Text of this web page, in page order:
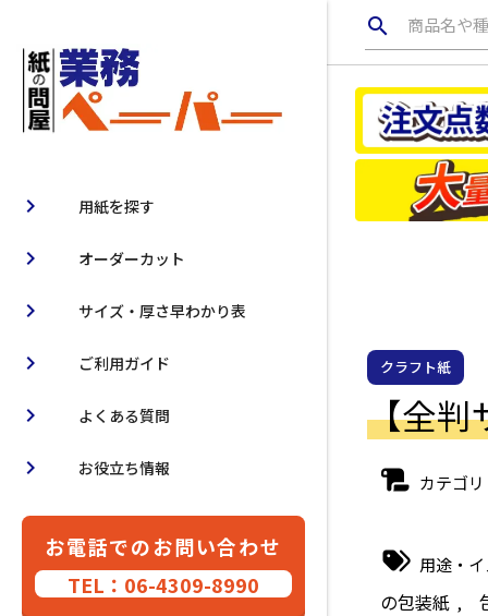
用紙を探す
chevron_right
オーダーカット
chevron_right
サイズ・厚さ早わかり表
chevron_right
ご利用ガイド
chevron_right
よくある質問
chevron_right
お役立ち情報
chevron_right
お電話でのお問い合わせ
TEL：06-4309-8990
search 商品名や
クラフト紙
【全判
カテゴリ
用途・
の包装紙,